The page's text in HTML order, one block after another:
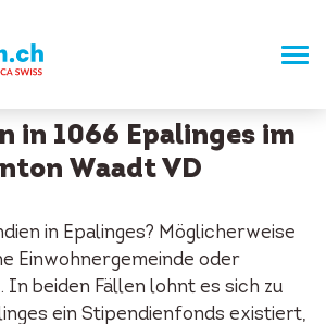
in 1066 Epalinges im
Waadt VD
in Epalinges? Möglicherweise
Einwohnergemeinde oder
In beiden Fällen lohnt es sich zu
ein Stipendienfonds existiert,